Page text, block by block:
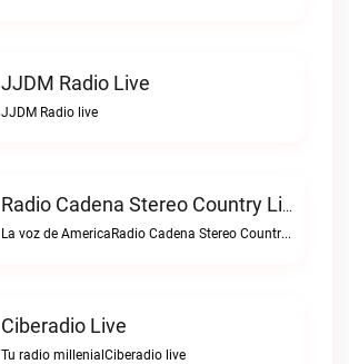
JJDM Radio Live
JJDM Radio live
Radio Cadena Stereo Country Live
La voz de AmericaRadio Cadena Stereo Country live
Ciberadio Live
Tu radio millenialCiberadio live